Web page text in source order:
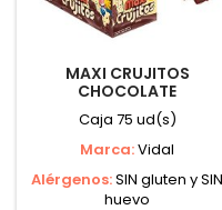
MAXI CRUJITOS
CHOCOLATE
Caja 75 ud(s)
Marca:Vidal
Alérgenos:SIN gluten y SIN
huevo